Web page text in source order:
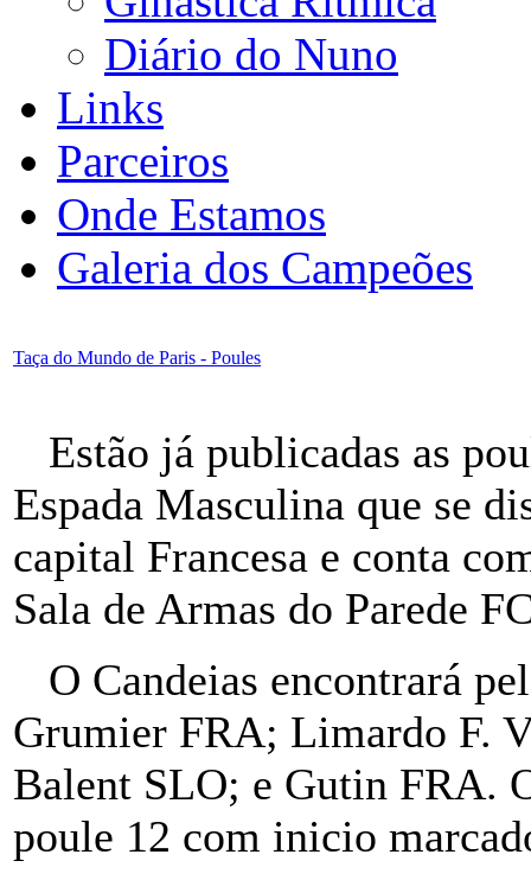
Diário do Nuno
Links
Parceiros
Onde Estamos
Galeria dos Campeões
Taça do Mundo de Paris - Poules
Estão já publicadas as
Espada Masculina que se
capital Francesa e conta
Sala de Armas do Parede
O Candeias encontrará
Grumier FRA; Limardo F.
Balent SLO; e Gutin FRA.
poule 12 com inicio